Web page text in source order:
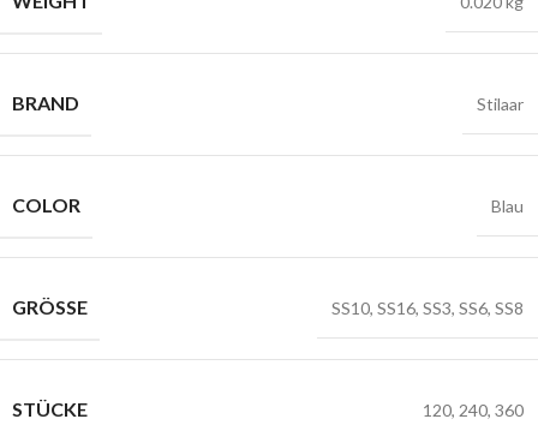
BRAND Stilaar
COLOR Blau
GRÖSSE SS10, SS16, SS3, SS6, SS8
STÜCKE 120, 240, 360